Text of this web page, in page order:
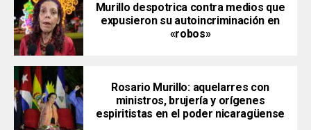
Murillo despotrica contra medios que
expusieron su autoincriminación en
«robos»
Rosario Murillo: aquelarres con
ministros, brujería y orígenes
espiritistas en el poder nicaragüense